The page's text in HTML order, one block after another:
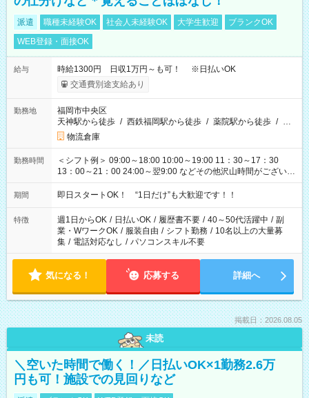
派遣 職種未経験OK 社会人未経験OK 大学生歓迎
ブランクOK
WEB登録・面接OK
給与
時給1300円 日収1万円～も可！ ※日払いOK
交通費別途支給あり
勤務地
福岡市中央区
天神駅から徒歩 / 西鉄福岡駅から徒歩 / 薬院駅から徒歩 / …
物流倉庫
勤務時間
＜シフト例＞ 09:00～18:00 10:00～19:00 11：30～17：30
13：00～21：00 24:00～翌9:00 などその他沢山時間がございま
す！
期間 即日スタートOK！ “1日だけ”も大歓迎です！！
特徴 週1日からOK / 日払いOK / 履歴書不要 / 40～50代活躍中 / 副
業・WワークOK / 服装自由 / シフト勤務 / 10名以上の大量募
集 / 電話対応なし / パソコンスキル不要
気になる！ 応募する 詳細へ
掲載日：2026.08.05
未読
＼空いた時間で働く！／日払いOK×1勤務2.6万
円も可！施設での見回りなど